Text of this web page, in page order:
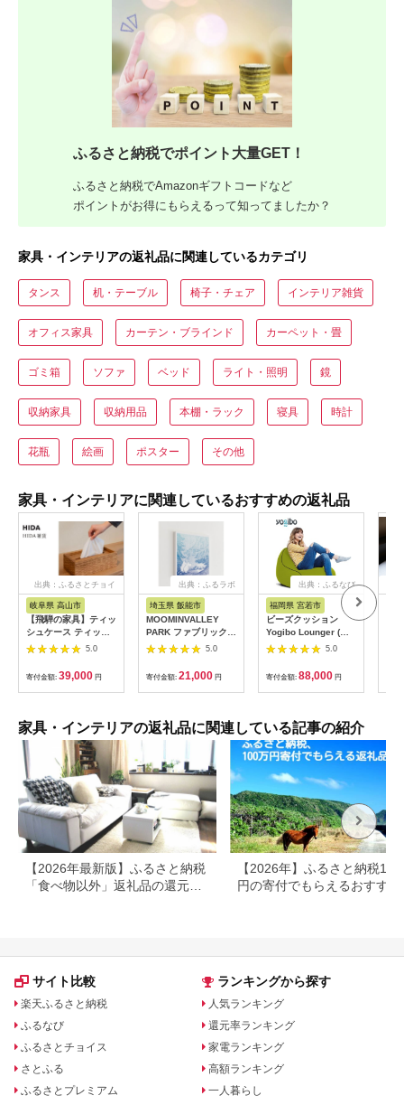
ふるさと納税でポイント大量GET！
ふるさと納税でAmazonギフトコードなど
ポイントがお得にもらえるって知ってましたか？
家具・インテリアの返礼品に関連しているカテゴリ
タンス 机・テーブル 椅子・チェア インテリア雑貨
オフィス家具 カーテン・ブラインド カーペット・畳
ゴミ箱 ソファ ベッド ライト・照明 鏡
収納家具 収納用品 本棚・ラック 寝具 時計
花瓶 絵画 ポスター その他
家具・インテリアに関連しているおすすめの返礼品
出典：ふるさとチョイ
岐阜県 高山市
【飛騨の家具】ティッ
シュケース ティッシ
ュ（杉）AC971| 木製
木 木目 天然木 ウッド
杉 スギ シンプル ティ
ッシュ ボックス リビ
ング ダイニング 飛騨
5.0
寄付金額: 39,000 円
出典：ふるラボ
埼玉県 飯能市
MOOMINVALLEY
PARK ファブリックパ
ネルSサイズ（夜の
森）[52211013]
5.0
寄付金額: 21,000 円
出典：ふるなび
福岡県 宮若市
ビーズクッション
Yogibo Lounger (ヨ
ギボー ラウンジャー)
ライムグリーン
[M352-1GR]
5.0
寄付金額: 88,000 円
家具・インテリアの返礼品に関連している記事の紹介
【2026年最新版】ふるさと納税
「食べ物以外」返礼品の還元率
【2026年】ふるさと納税
円の寄付でもらえるおすすめ
サイト比較
楽天ふるさと納税
ふるなび
ふるさとチョイス
さとふる
ふるさとプレミアム
ランキングから探す
人気ランキング
還元率ランキング
家電ランキング
高額ランキング
一人暮らし